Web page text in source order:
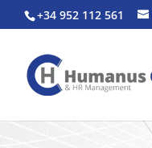
+34 952 112 561